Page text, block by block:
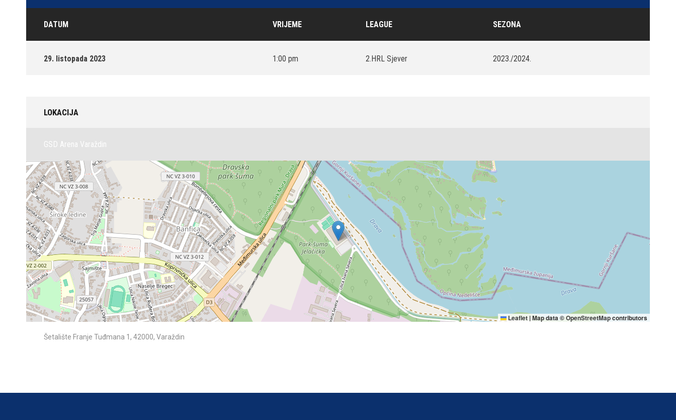
DATUM VRIJEME LEAGUE SEZONA
29. listopada 2023 1:00 pm 2.HRL Sjever 2023./2024.
LOKACIJA
GSD Arena Varaždin
Leaflet |Map data ©OpenStreetMapcontributors
Šetalište Franje Tuđmana 1, 42000, Varaždin